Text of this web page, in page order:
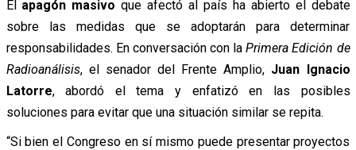
El apagón masivo que afectó al país ha abierto el debate
sobre las medidas que se adoptarán para determinar
responsabilidades. En conversación con laPrimera Edición de
Radioanálisis, el senador del Frente Amplio, Juan Ignacio
Latorre, abordó el tema y enfatizó en las posibles
soluciones para evitar que una situación similar se repita.
“Si bien el Congreso en sí mismo puede presentar proyectos